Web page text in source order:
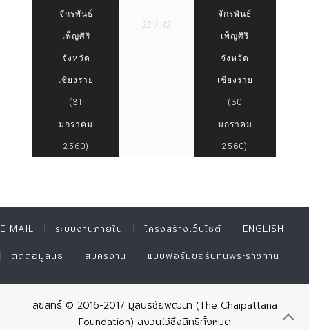
จักรพันธ์
เพ็ญศิริ
จังหวัด
เชียงราย
(31
มกราคม
2560)
22 / 42
จักรพันธ์
เพ็ญศิริ
จังหวัด
เชียงราย
(30
มกราคม
2560)
E-MAIL ระบบงานภายใน โครงสร้างเว็บไซต์ ENGLISH
ติดต่อมูลนิธิ สมัครงาน แบบฟอร์มขอรับทุนพระราชทาน
ลิขสิทธิ์ © 2016-2017 มูลนิธิชัยพัฒนา (The Chaipattana
Foundation) สงวนไว้ซึ่งสิทธิทั้งหมด